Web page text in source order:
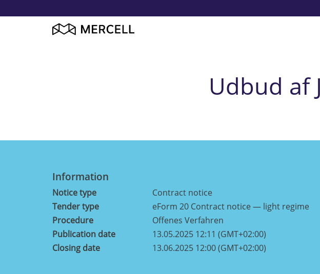
Udbud af
Information
Notice type
Contract notice
Tender type
eForm 20 Contract notice — light regime
Procedure
Offenes Verfahren
Publication date
13.05.2025 12:11 (GMT+02:00)
Closing date
13.06.2025 12:00 (GMT+02:00)